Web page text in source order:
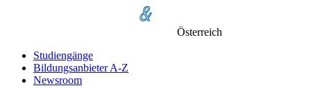
Österreich
Studiengänge
Bildungsanbieter A-Z
Newsroom